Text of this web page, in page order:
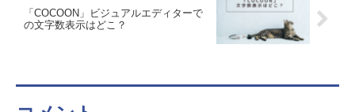
「COCOON」ビジュアルエディターで
の文字数表示はどこ？